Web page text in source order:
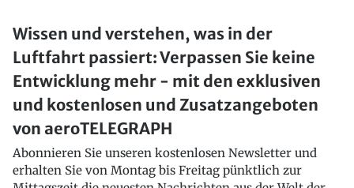
Wissen und verstehen, was in der
Luftfahrt passiert: Verpassen Sie keine
Entwicklung mehr - mit den exklusiven
und kostenlosen und Zusatzangeboten
von aeroTELEGRAPH
Abonnieren Sie unseren kostenlosen Newsletter und
erhalten Sie von Montag bis Freitag pünktlich zur